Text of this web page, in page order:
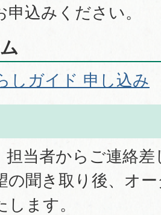
込みください。
しガイド 申し込み
担当者からご連絡
の聞き取り後、オ
ます。